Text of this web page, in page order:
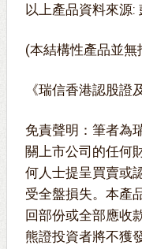
以上產品資料來源
(本結構性產品並無
《瑞信香港認股證
免責聲明：筆者為
關上市公司的任何
何人士提呈買賣或
受全盤損失。本產
回部份或全部應收
熊證投資者將不獲